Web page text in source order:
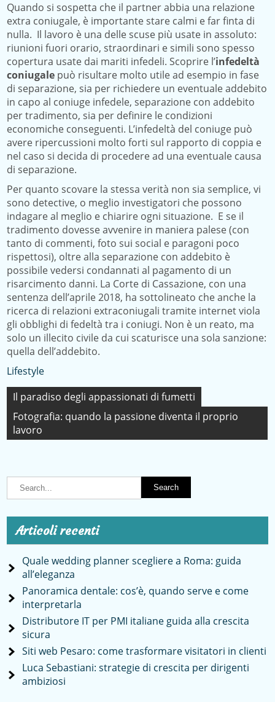
Quando si sospetta che il partner abbia una relazione
extra coniugale, è importante stare calmi e far finta di
nulla. Il lavoro è una delle scuse più usate in assoluto:
riunioni fuori orario, straordinari e simili sono spesso
copertura usate dai mariti infedeli. Scoprire l’infedeltà
coniugale può risultare molto utile ad esempio in fase
di separazione, sia per richiedere un eventuale addebito
in capo al coniuge infedele, separazione con addebito
per tradimento, sia per definire le condizioni
economiche conseguenti. L’infedeltà del coniuge può
avere ripercussioni molto forti sul rapporto di coppia e
nel caso si decida di procedere ad una eventuale causa
di separazione.
Per quanto scovare la stessa verità non sia semplice, vi
sono detective, o meglio investigatori che possono
indagare al meglio e chiarire ogni situazione. E se il
tradimento dovesse avvenire in maniera palese (con
tanto di commenti, foto sui social e paragoni poco
rispettosi), oltre alla separazione con addebito è
possibile vedersi condannati al pagamento di un
risarcimento danni. La Corte di Cassazione, con una
sentenza dell’aprile 2018, ha sottolineato che anche la
ricerca di relazioni extraconiugali tramite internet viola
gli obblighi di fedeltà tra i coniugi. Non è un reato, ma
solo un illecito civile da cui scaturisce una sola sanzione:
quella dell’addebito.
Lifestyle
Navigazione
articoli
Il paradiso degli appassionati di fumetti
Fotografia: quando la passione diventa il proprio
lavoro
Articoli recenti
Quale wedding planner scegliere a Roma: guida
all’eleganza
Panoramica dentale: cos’è, quando serve e come
interpretarla
Distributore IT per PMI italiane guida alla crescita
sicura
Siti web Pesaro: come trasformare visitatori in clienti
Luca Sebastiani: strategie di crescita per dirigenti
ambiziosi